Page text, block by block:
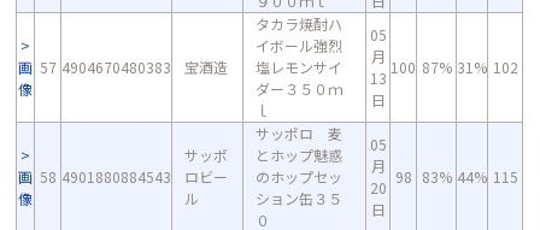
画
像
57 4904670480383 宝酒造
タカラ焼酎ハ
イボール強烈
塩レモンサイ
ダー３５０ｍ
ｌ
05
月
13
日
100 87% 31% 102
画
像
58 4901880884543
サッポ
ロビー
ル
サッポロ 麦
とホップ魅惑
のホップセッ
ション缶３５
０
05
月
20
日
98 83% 44% 115